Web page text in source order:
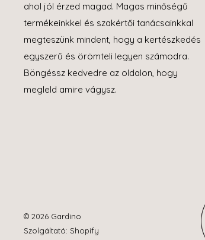
ahol jól érzed magad. Magas minőségű
termékeinkkel és szakértői tanácsainkkal
megteszünk mindent, hogy a kertészkedés
egyszerű és örömteli legyen számodra.
Böngéssz kedvedre az oldalon, hogy
megleld amire vágysz.
© 2026 Gardino
Szolgáltató: Shopify